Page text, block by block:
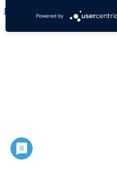
Datenschutz
Powered by